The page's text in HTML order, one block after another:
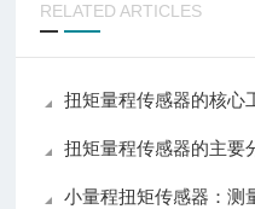
RELATED ARTICLES
扭矩量程传感器的核心
扭矩量程传感器的主要
小量程扭矩传感器：测